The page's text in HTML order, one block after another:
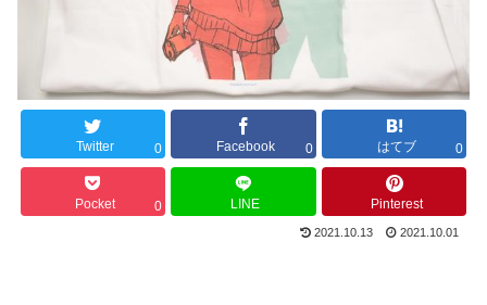
Twitter 0 Facebook 0 はてブ 0
Pocket 0 LINE Pinterest
2021.10.13 2021.10.01